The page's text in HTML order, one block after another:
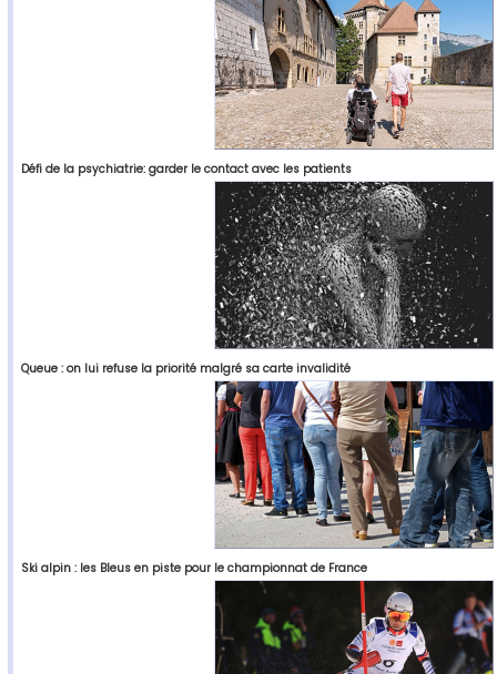
Défi de la psychiatrie: garder le contact avec les patients
Queue : on lui refuse la priorité malgré sa carte invalidité
Ski alpin : les Bleus en piste pour le championnat de France